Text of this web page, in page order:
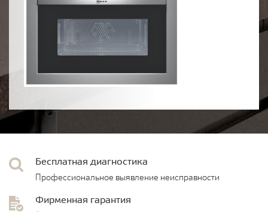
Бесплатная диагностика
Профессиональное выявление неисправности
Фирменная гарантия